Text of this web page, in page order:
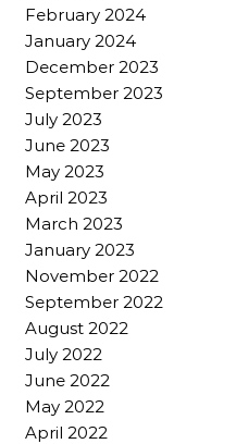
February 2024
January 2024
December 2023
September 2023
July 2023
June 2023
May 2023
April 2023
March 2023
January 2023
November 2022
September 2022
August 2022
July 2022
June 2022
May 2022
April 2022